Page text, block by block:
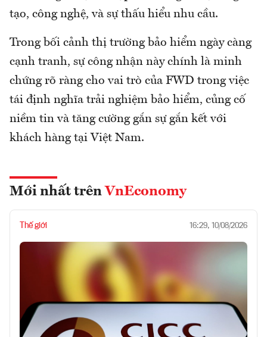
tạo, công nghệ, và sự thấu hiểu nhu cầu.
Trong bối cảnh thị trường bảo hiểm ngày càng
cạnh tranh, sự công nhận này chính là minh
chứng rõ ràng cho vai trò của FWD trong việc
tái định nghĩa trải nghiệm bảo hiểm, củng cố
niềm tin và tăng cường gắn sự gắn kết với
khách hàng tại Việt Nam.
Mới nhất trên VnEconomy
Thế giới 16:29, 10/08/2026